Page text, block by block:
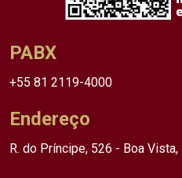
PABX
+55 81 2119-4000
Endereço
R. do Príncipe, 526 - Boa